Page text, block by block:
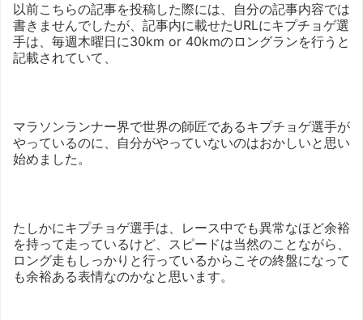
以前こちらの記事を投稿した際には、自分の記事内容では
書きませんでしたが、記事内に載せたURLにキプチョゲ選
手は、毎週木曜日に30km or 40kmのロングランを行うと
記載されていて、
マラソンランナー界で世界の師匠であるキプチョゲ選手が
やっているのに、自分がやっていないのはおかしいと思い
始めました。
たしかにキプチョゲ選手は、レース中でも異常なほど余裕
を持って走っているけど、スピードは当然のことながら、
ロング走もしっかりと行っているからこその終盤になって
も余裕ある表情なのかなと思います。